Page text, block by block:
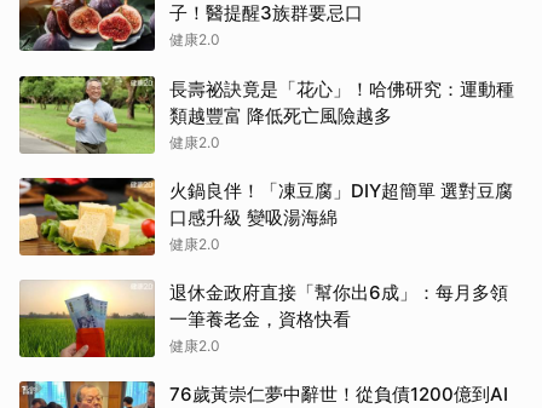
子！醫提醒3族群要忌口
健康2.0
長壽祕訣竟是「花心」！哈佛研究：運動種
類越豐富 降低死亡風險越多
健康2.0
火鍋良伴！「凍豆腐」DIY超簡單 選對豆腐
口感升級 變吸湯海綿
健康2.0
退休金政府直接「幫你出6成」：每月多領
一筆養老金，資格快看
健康2.0
76歲黃崇仁夢中辭世！從負債1200億到AI